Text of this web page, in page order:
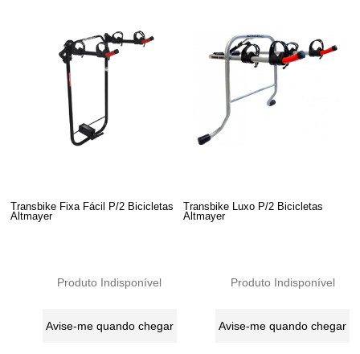
Transbike Fixa Fácil P/2 Bicicletas
Altmayer
Produto Indisponível
Avise-me quando chegar
Transbike Luxo P/2 Bicicletas
Altmayer
Produto Indisponível
Avise-me quando chegar